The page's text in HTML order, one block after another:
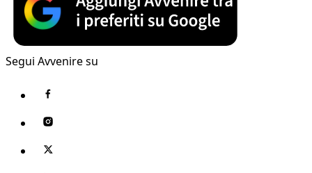
Segui Avvenire su